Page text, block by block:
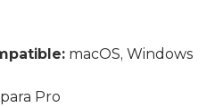
macOS, Windows
Pro